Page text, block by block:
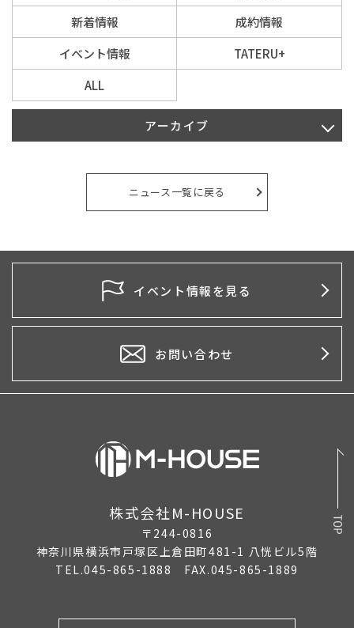
0120-800-108
営業時間／10：00〜19：00 定休日／水曜日
新着情報
成約情報
イベント情報
TATERU+
ALL
アーカイブ
2026年7月
2026年5月
2026年4月
2026年3月
2026年2月
2026年1月
2025年11月
2025年9月
2025年8月
2025年7月
ニュース一覧に戻る
イベント情報を見る
お問い合わせ
株式会社M-HOUSE
〒244-0816
神奈川県横浜市戸塚区上倉田町481-1 八恍ビル5階
TEL.045-865-1888 FAX.045-865-1889